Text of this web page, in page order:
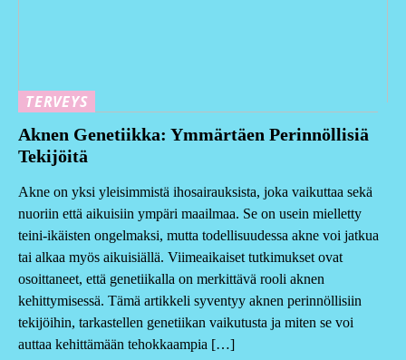
TERVEYS
Aknen Genetiikka: Ymmärtäen Perinnöllisiä
Tekijöitä
Akne on yksi yleisimmistä ihosairauksista, joka vaikuttaa sekä
nuoriin että aikuisiin ympäri maailmaa. Se on usein mielletty
teini-ikäisten ongelmaksi, mutta todellisuudessa akne voi jatkua
tai alkaa myös aikuisiällä. Viimeaikaiset tutkimukset ovat
osoittaneet, että genetiikalla on merkittävä rooli aknen
kehittymisessä. Tämä artikkeli syventyy aknen perinnöllisiin
tekijöihin, tarkastellen genetiikan vaikutusta ja miten se voi
auttaa kehittämään tehokkaampia […]